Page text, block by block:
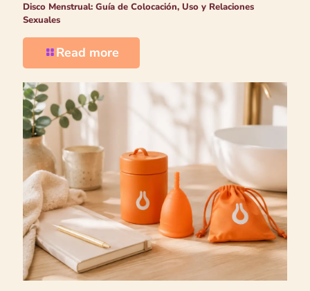
Disco Menstrual: Guía de Colocación, Uso y Relaciones
Sexuales
Read more